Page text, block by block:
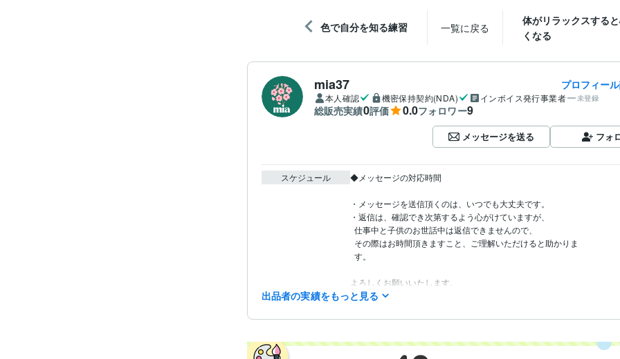
色で自分を知る練習 一覧に戻る
体がリラックスする
くなる
mia37 プロフィー
本人確認 機密保持契約(NDA) インボイス発行事業者 未登録
総販売実績0評価 0.0フォロワー9
メッセージを送る フォ
スケジュール ◆メッセージの対応時間
・メッセージを送信頂くのは、いつでも大丈夫です。
・返信は、確認でき次第するよう心がけていますが、
よろしくお願いいたします。
資格・検定 TCカラーセラピスト
出品者の実績をもっと見る